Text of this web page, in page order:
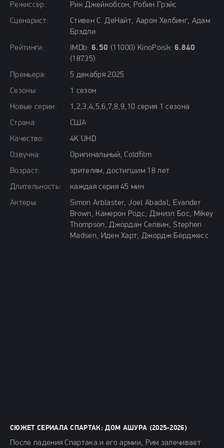
Режиссёр:
Рик Джейкобсон, Робин Грэйс
Сценарист:
Стивен С. ДеНайт, Аарон Хелбинг, Адам
Брэдли
Рейтинги:
IMDb: 6.50 (11000) KinoPoisk: 6.840
(18735)
Премьера:
5 декабря 2025
Сезоны:
1 сезон
Новые серии:
1,2,3,4,5,6,7,8,9,10 серия 1 сезона
Страна:
США
Качество:
4K UHD
Озвучка:
Оригинальный, Coldfilm
Возраст:
зрителям, достигшим 18 лет
Длительность:
каждая серия 45 мин
Актёры:
Simon Arblaster, Joel Abadal, Evander
Brown, Камерон Родс, Дэниэл Бос, Mikey
Thompson, Джордан Селвин, Stephen
Madsen, Иден Харт, Джордж Бёрджесс
СЮЖЕТ СЕРИАЛА СПАРТАК: ДОМ АШУРА (2025-2026)
После падения Спартака и его армии, Рим залечивает